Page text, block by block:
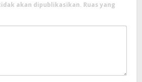
akan dipublikasikan. Ruas yang